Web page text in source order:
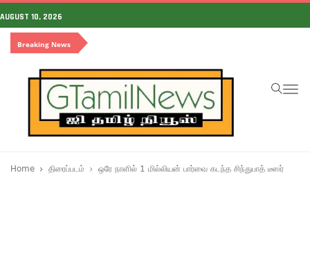
AUGUST 10, 2026
Breaking News
Home திரைப்படம் ஒரே நாளில் 1 மில்லியன் பார்வை கடந்த சிந்துபாத் டீஸர்